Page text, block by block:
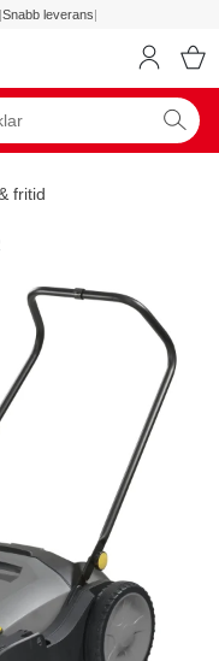
|Snabb leverans|
fritid